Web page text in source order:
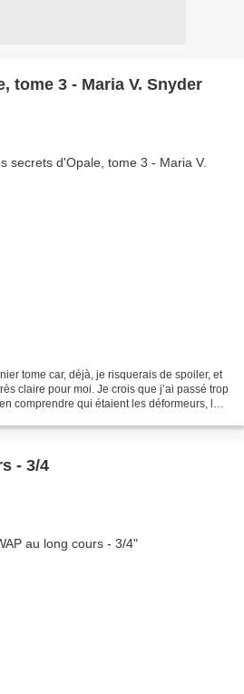
tome 3 - Maria V. Snyder
tome car, déjà, je risquerais de spoiler, et
claire pour moi. Je crois que j’ai passé trop
comprendre qui étaient les déformeurs, les
- 3/4